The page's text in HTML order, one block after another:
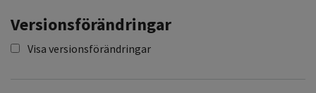
Versionsförändringar
Visa versionsförändringar